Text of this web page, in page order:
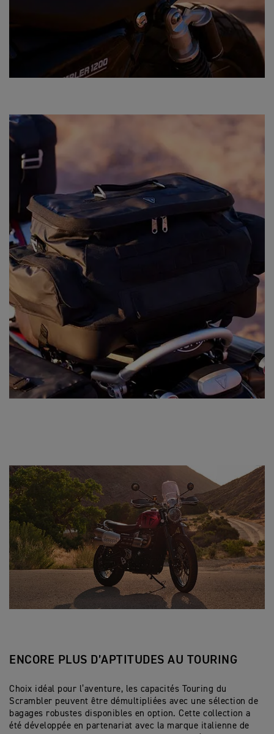
ENCORE PLUS D’APTITUDES AU TOURING
Choix idéal pour l’aventure, les capacités Touring du
Scrambler peuvent être démultipliées avec une sélection de
bagages robustes disponibles en option. Cette collection a
été développée en partenariat avec la marque italienne de